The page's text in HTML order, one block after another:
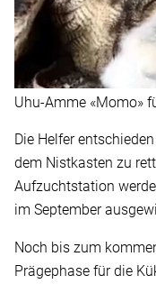
Uhu-Amme «Momo»
Die Helfer
dem Nistkasten zu
Aufzuchtstation
im September
Noch bis zum
Prägephase für die